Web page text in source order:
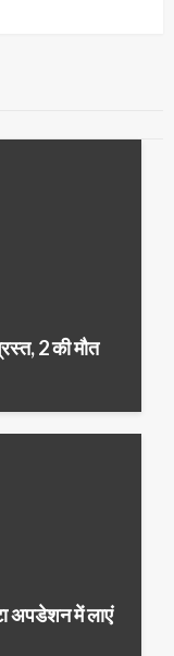
2 की मौत
अपडेशन में लाएं